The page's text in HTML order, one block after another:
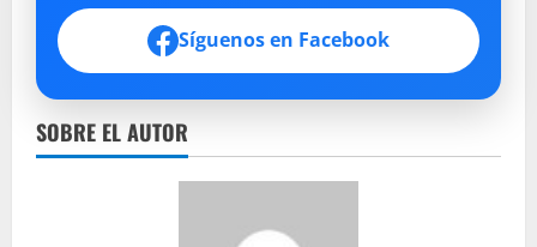
Síguenos en Facebook
SOBRE EL AUTOR